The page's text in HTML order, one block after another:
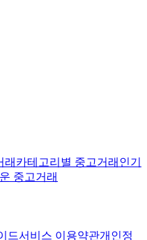
래 카테고리별 중고거래 인기
중고거래
드서비스 이용약관개인정